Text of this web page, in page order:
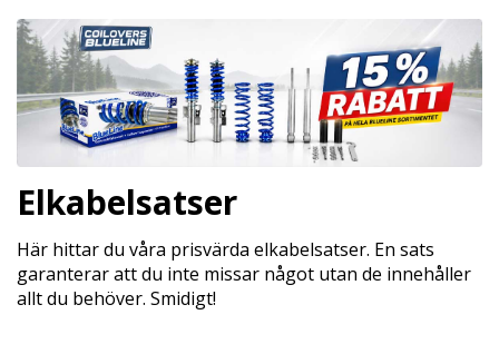
Elkabelsatser
Här hittar du våra prisvärda elkabelsatser. En sats
garanterar att du inte missar något utan de innehåller
allt du behöver. Smidigt!